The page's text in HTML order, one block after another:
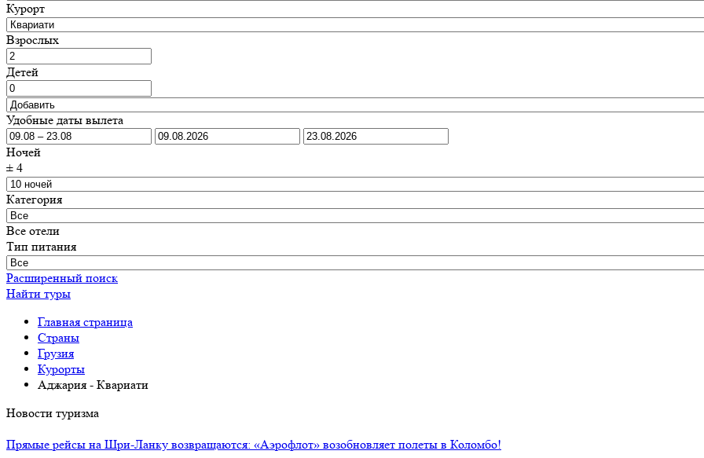
Курорт
Взрослых
Детей
Удобные даты вылета
Ночей
± 4
Категория
Все отели
Тип питания
Расширенный поиск
Найти туры
Главная страница
Cтраны
Грузия
Курорты
Аджария - Квариати
Новости туризма
Прямые рейсы на Шри-Ланку возвращаются: «Аэрофлот» возобновляет полеты в Коломбо!